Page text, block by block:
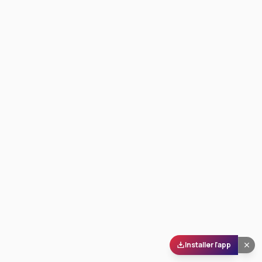
Installer l'app